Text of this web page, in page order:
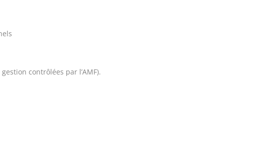
contrôlées par l’AMF).